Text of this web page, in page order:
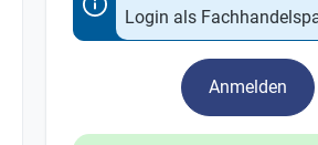
Login als
Anmelden